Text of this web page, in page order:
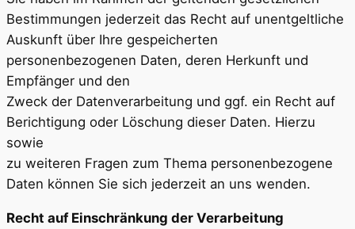
Bestimmungen jederzeit das Recht auf unentgeltliche
Auskunft über Ihre gespeicherten
personenbezogenen Daten, deren Herkunft und
Empfänger und den
Zweck der Datenverarbeitung und ggf. ein Recht auf
Berichtigung oder Löschung dieser Daten. Hierzu
sowie
zu weiteren Fragen zum Thema personenbezogene
Daten können Sie sich jederzeit an uns wenden.
Recht auf Einschränkung der Verarbeitung